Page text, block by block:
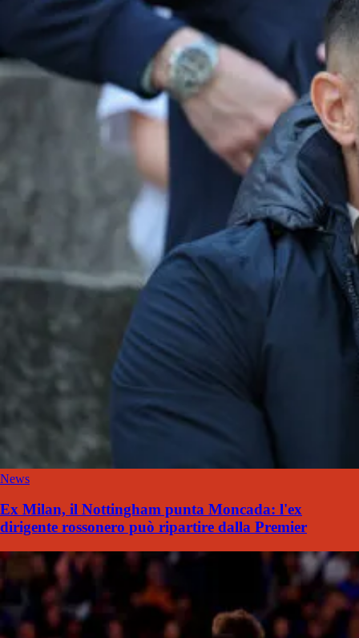
News
Ex Milan, il Nottingham punta Moncada: l'ex
dirigente rossonero può ripartire dalla Premier